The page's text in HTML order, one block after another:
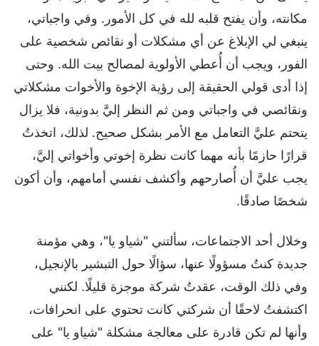
مكانته، وأن يفتح قلبه لله في كل الأمور. وفي واجباتي،
ينبغي لي الإبلاغ عن أي مشكلات أو نقائص شخصية على
الفور، ويجب أن أُعطي الأولوية لمصالح بيت الله. وحتى
إذا أدى قولي الحقيقة إلى رؤية الإخوة والأخوات مشكلاتي
ونقائصي في واجباتي ومن ثم النظر إليَّ بدونية، فلا يزال
يتحتم عليَّ التعامل مع الأمر بشكل صحيح. لذلك، اتخذتُ
قرارًا حازمًا بأنه مهما كانت نظرة إخوتي وأخواتي إليَّ،
يجب عليَّ أن أُصارحهم وأكشف نفسي أمامهم، وأن أكون
شخصًا صادقًا.
وخلال أحد الاجتماعات، سألتني "شياو يا"، وهي مؤمنة
جديدة كنتُ مسؤولًا عنها، سؤالًا حول التبشير بالإنجيل،
وفي ذلك الوقت، عقدتُ شركة موجزة قليلًا. لكنني
اكتشفتُ لاحقًا أن شركتي كانت تحتوي على انحرافات،
وأنها لم تكن قادرة على معالجة مشكلة "شياو يا" على